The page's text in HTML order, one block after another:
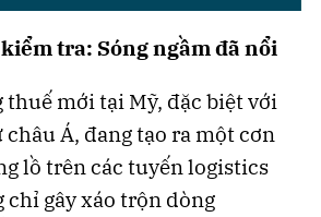
tra: Sóng ngầm đã nổi
thuế mới tại Mỹ, đặc biệt với
Á, đang tạo ra một cơn
lồ trên các tuyến logistics
chỉ gây xáo trộn dòng